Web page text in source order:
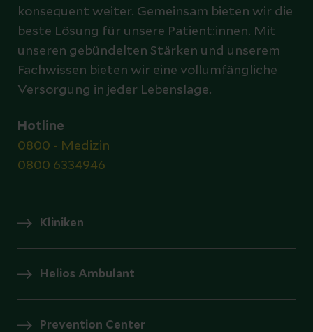
konsequent weiter. Gemeinsam bieten wir die
beste Lösung für unsere Patient:innen. Mit
unseren gebündelten Stärken und unserem
Fachwissen bieten wir eine vollumfängliche
Versorgung in jeder Lebenslage.
Hotline
0800 - Medizin
0800 6334946
Kliniken
Helios Ambulant
Prevention Center